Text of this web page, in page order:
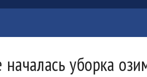
уборка